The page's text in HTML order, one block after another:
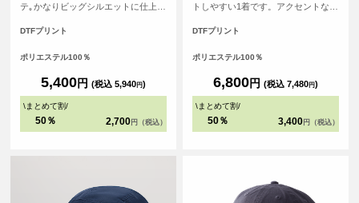
テ｡かなりビッグシルエットに仕上げ
も着れる｡かわいいシルエットになる
インナーのTシャツをちょい見せ｡お
ト､ボトムのリブはゆるめのしめ具合
が絶妙｡全体のシルエットにこだわっ
たアイテムです｡
DTFプリント
ポリエステル100％
5,400円 (税込 5,940円)
\まとめて割/
50％ 2,700 円（税込）
トしやすい1着です。アクセントなド
性にも優れています。
DTFプリント
ポリエステル100％
6,800円 (税込 7,480円)
\まとめて割/
50％ 3,400 円（税込）